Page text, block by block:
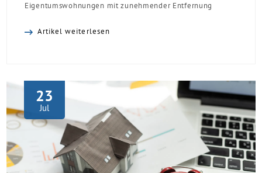
Eigentumswohnungen mit zunehmender Entfernung
Artikel weiterlesen
23
Jul